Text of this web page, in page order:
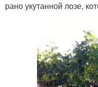
рано укутанной лозе,